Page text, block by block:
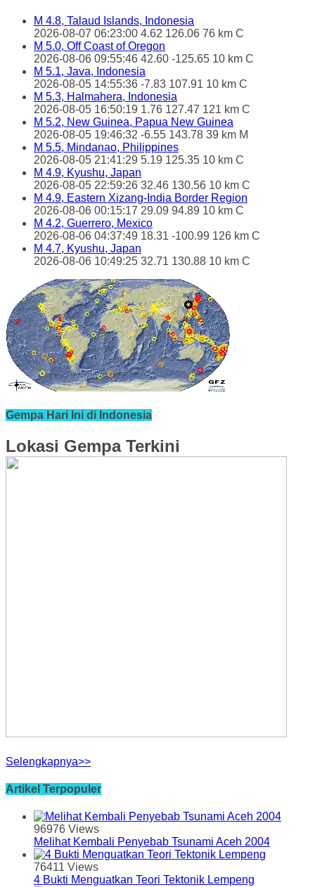
M 4.8, Talaud Islands, Indonesia
2026-08-07 06:23:00 4.62 126.06 76 km C
M 5.0, Off Coast of Oregon
2026-08-06 09:55:46 42.60 -125.65 10 km C
M 5.1, Java, Indonesia
2026-08-05 14:55:36 -7.83 107.91 10 km C
M 5.3, Halmahera, Indonesia
2026-08-05 16:50:19 1.76 127.47 121 km C
M 5.2, New Guinea, Papua New Guinea
2026-08-05 19:46:32 -6.55 143.78 39 km M
M 5.5, Mindanao, Philippines
2026-08-05 21:41:29 5.19 125.35 10 km C
M 4.9, Kyushu, Japan
2026-08-05 22:59:26 32.46 130.56 10 km C
M 4.9, Eastern Xizang-India Border Region
2026-08-06 00:15:17 29.09 94.89 10 km C
M 4.2, Guerrero, Mexico
2026-08-06 04:37:49 18.31 -100.99 126 km C
M 4.7, Kyushu, Japan
2026-08-06 10:49:25 32.71 130.88 10 km C
Gempa Hari Ini di Indonesia
Lokasi Gempa Terkini
Selengkapnya>>
Artikel Terpopuler
96976 Views
Melihat Kembali Penyebab Tsunami Aceh 2004
76411 Views
4 Bukti Menguatkan Teori Tektonik Lempeng